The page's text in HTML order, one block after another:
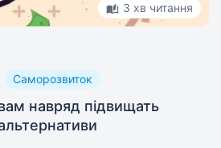
3 хв читання
Саморозвиток
навряд підвищать